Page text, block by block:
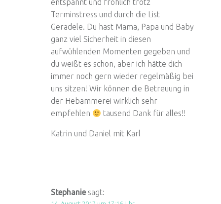
entspannt und fröhlich trotz
Terminstress und durch die List
Geradele. Du hast Mama, Papa und Baby
ganz viel Sicherheit in diesen
aufwühlenden Momenten gegeben und
du weißt es schon, aber ich hätte dich
immer noch gern wieder regelmäßig bei
uns sitzen! Wir können die Betreuung in
der Hebammerei wirklich sehr
empfehlen
tausend Dank für alles!!
Katrin und Daniel mit Karl
Stephanie sagt: